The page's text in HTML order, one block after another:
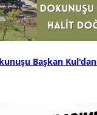
Başkan